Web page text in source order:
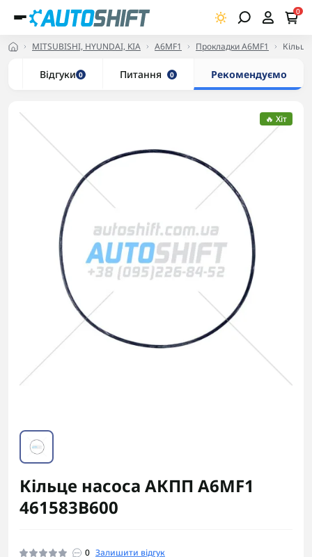
0
MITSUBISHI, HYUNDAI, KIA A6MF1 Прокладки A6MF1
Відгуки 0 Питання 0 Рекомендуємо
🔥 Хіт
Кільце насоса АКПП A6MF1
461583B600
0 Залишити відгук